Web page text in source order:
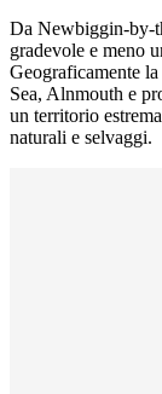
Da Newbiggin-by-
gradevole e meno
Geograficamente la
Sea, Alnmouth e
un territorio
naturali e selvaggi.